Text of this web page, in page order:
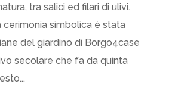
tra salici ed filari di ulivi.
cerimonia simbolica è stata
del giardino di Borgo4case
secolare che fa da quinta